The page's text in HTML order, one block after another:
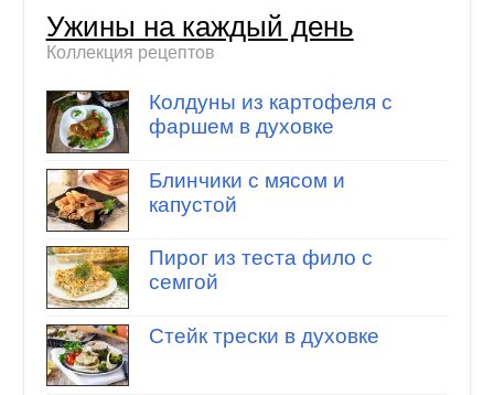
Ужины на каждый день
Коллекция рецептов
Колдуны из картофеля с
фаршем в духовке
Блинчики с мясом и
капустой
Пирог из теста фило с
семгой
Стейк трески в духовке